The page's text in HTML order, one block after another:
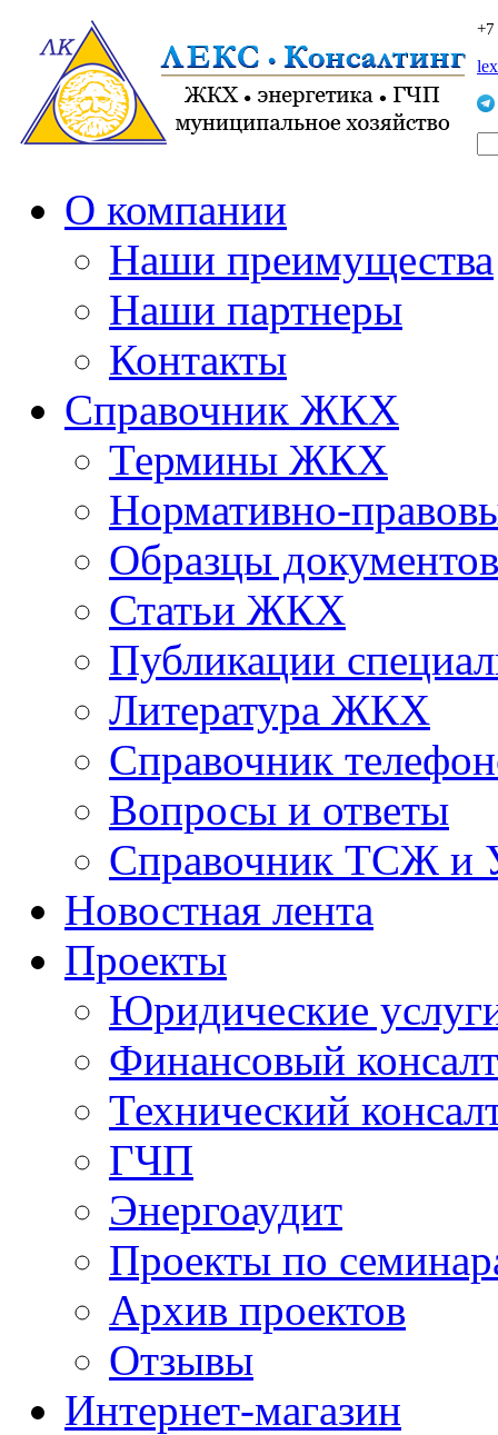
О компании
Наши преимущества
Наши партнеры
Контакты
Справочник ЖКХ
Термины ЖКХ
Нормативно-
Образцы документов
Статьи ЖКХ
Публикации
Литература ЖКХ
Справочник
Вопросы и ответы
Справочник ТСЖ и
Новостная лента
Проекты
Юридические
Финансовый
Технический
ГЧП
Энергоаудит
Проекты по
Архив проектов
Отзывы
Интернет-магазин